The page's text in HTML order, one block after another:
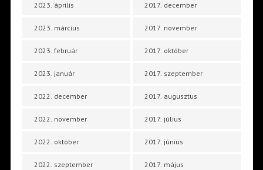
2023. április
2023. március
2023. február
2023. január
2022. december
2022. november
2022. október
2022. szeptember
2017. december
2017. november
2017. október
2017. szeptember
2017. augusztus
2017. július
2017. június
2017. május